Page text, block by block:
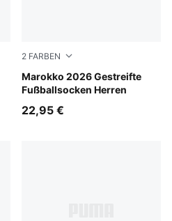
2 FARBEN
Marokko 2026 Gestreifte
Fußballsocken Herren
Fast Red-Archive Green
22,95 €